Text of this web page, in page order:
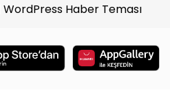
WordPress Haber Teması